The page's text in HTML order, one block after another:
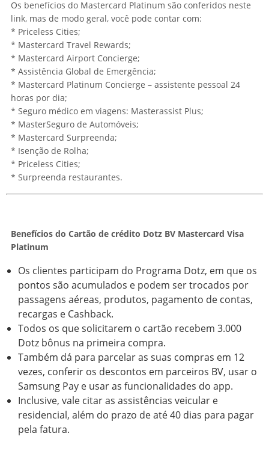
Os benefícios do Mastercard Platinum são conferidos neste
link, mas de modo geral, você pode contar com:
* Priceless Cities;
* Mastercard Travel Rewards;
* Mastercard Airport Concierge;
* Assistência Global de Emergência;
* Mastercard Platinum Concierge – assistente pessoal 24
horas por dia;
* Seguro médico em viagens: Masterassist Plus;
* MasterSeguro de Automóveis;
* Mastercard Surpreenda;
* Isenção de Rolha;
* Priceless Cities;
* Surpreenda restaurantes.
Benefícios do Cartão de crédito Dotz BV Mastercard Visa
Platinum
Os clientes participam do Programa Dotz, em que os
pontos são acumulados e podem ser trocados por
passagens aéreas, produtos, pagamento de contas,
recargas e Cashback.
Todos os que solicitarem o cartão recebem 3.000
Dotz bônus na primeira compra.
Também dá para parcelar as suas compras em 12
vezes, conferir os descontos em parceiros BV, usar o
Samsung Pay e usar as funcionalidades do app.
Inclusive, vale citar as assistências veicular e
residencial, além do prazo de até 40 dias para pagar
pela fatura.